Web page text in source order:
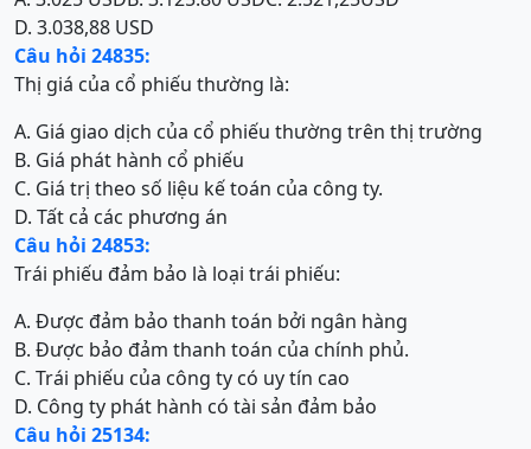
D. 3.038,88 USD
Câu hỏi 24835:
Thị giá của cổ phiếu thường là:
A. Giá giao dịch của cổ phiếu thường trên thị trường
B. Giá phát hành cổ phiếu
C. Giá trị theo số liệu kế toán của công ty.
D. Tất cả các phương án
Câu hỏi 24853:
Trái phiếu đảm bảo là loại trái phiếu:
A. Được đảm bảo thanh toán bởi ngân hàng
B. Được bảo đảm thanh toán của chính phủ.
C. Trái phiếu của công ty có uy tín cao
D. Công ty phát hành có tài sản đảm bảo
Câu hỏi 25134: